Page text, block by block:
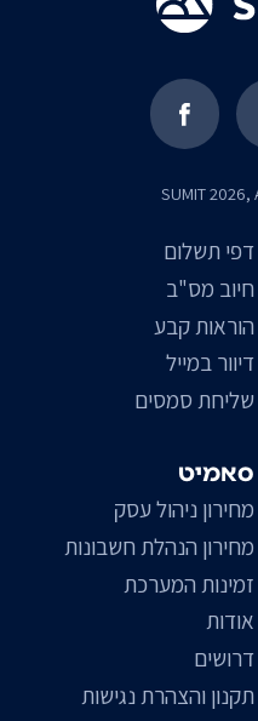
SUMIT 2026,
סאמיט
מחירון ניהול עסק
מחירון הנהלת חשבונות
זמינות המערכת
אודות
דרושים
תקנון והצהרת נגישות
דפי תשלום
חיוב מס"ב
הוראות קבע
דיוור במייל
שליחת סמסים